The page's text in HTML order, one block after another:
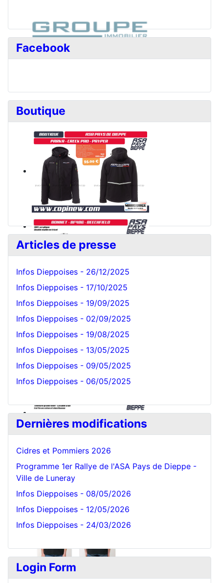
Facebook
Boutique
Bonnet Blanc
Articles de presse
Infos Dieppoises - 26/12/2025
Infos Dieppoises - 17/10/2025
Infos Dieppoises - 19/09/2025
Infos Dieppoises - 02/09/2025
Infos Dieppoises - 19/08/2025
Infos Dieppoises - 13/05/2025
Infos Dieppoises - 09/05/2025
Infos Dieppoises - 06/05/2025
Dernières modifications
Cidres et Pommiers 2026
Programme 1er Rallye de l'ASA Pays de Dieppe -
Ville de Luneray
Infos Dieppoises - 08/05/2026
Infos Dieppoises - 12/05/2026
Infos Dieppoises - 24/03/2026
Login Form